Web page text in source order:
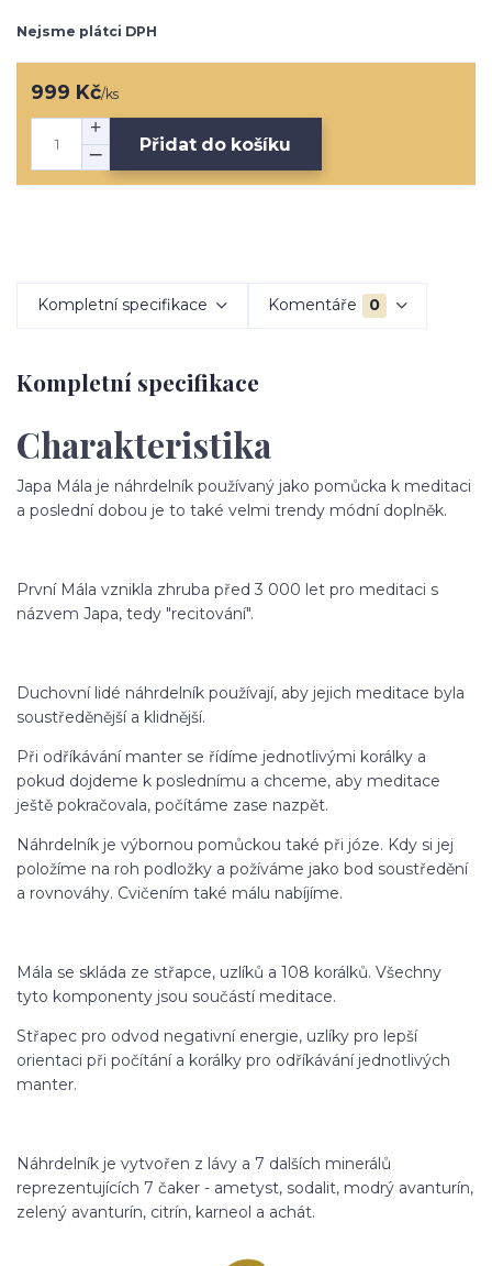
Nejsme plátci DPH
999 Kč/ks
Přidat do košíku
Kompletní specifikace Komentáře 0
Kompletní specifikace
Charakteristika
Japa Mála je náhrdelník používaný jako pomůcka k meditaci
a poslední dobou je to také velmi trendy módní doplněk.
První Mála vznikla zhruba před 3 000 let pro meditaci s
názvem Japa, tedy "recitování".
Duchovní lidé náhrdelník používají, aby jejich meditace byla
soustředěnější a klidnější.
Při odříkávání manter se řídíme jednotlivými korálky a
pokud dojdeme k poslednímu a chceme, aby meditace
ještě pokračovala, počítáme zase nazpět.
Náhrdelník je výbornou pomůckou také při józe. Kdy si jej
položíme na roh podložky a požíváme jako bod soustředění
a rovnováhy. Cvičením také málu nabíjíme.
Mála se skláda ze střapce, uzlíků a 108 korálků. Všechny
tyto komponenty jsou součástí meditace.
Střapec pro odvod negativní energie, uzlíky pro lepší
orientaci při počítání a korálky pro odříkávání jednotlivých
manter.
Náhrdelník je vytvořen z lávy a 7 dalších minerálů
reprezentujících 7 čaker - ametyst, sodalit, modrý avanturín,
zelený avanturín, citrín, karneol a achát.